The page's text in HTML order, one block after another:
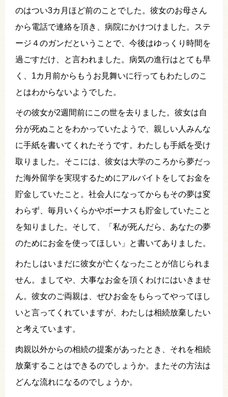
のはつい3カ月ほど前のことでした。彼女のお母さん
から電話で連絡を頂き、病院にかけつけました。ステ
ージ４のガンだということで、今後はゆっくり時間を
過ごすだけ、と言われました。病気の進行はとても早
く、1カ月前からもうお見舞いに行ってもわたしのこ
とはわからないようでした。
その彼女が2週間前にこの世を去りました。彼女は自
分が死ぬことをわかっていたようで、親しい人みんな
に手紙を書いてくれたそうです。わたしも手紙を受け
取りました。そこには、彼女は大学のころから夢だっ
た海外留学を実現するためにアルバイトをしてお金を
貯金していたこと。社会人になってからもその夢は変
わらず、毎月いくらかやボーナスも貯金していたこと
を知りました。そして、「私が死んだら、あなたの夢
のためにお金を使ってほしい」と書いてありました。
わたしはいまだに彼女が亡くなったことが信じられま
せん。ましてや、大事なお金を頂くわけにはいきませ
ん。彼女のご両親は、ぜひお金をもらってやってほし
いと言ってくれていますが、わたしは相続放棄したい
と考えています。
肉親以外からの相続の提案があったとき、それを相続
放棄することはできるのでしょうか。またその方法は
どんな流れになるのでしょうか。